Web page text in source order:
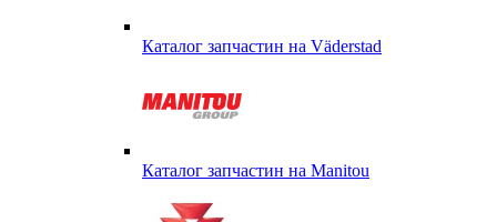
Каталог запчастин на Väderstad
Каталог запчастин на Маnitou